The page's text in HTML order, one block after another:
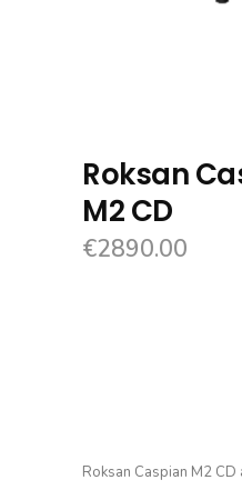
Roksan
M2 CD
€2890.00
Roksan Caspian M2